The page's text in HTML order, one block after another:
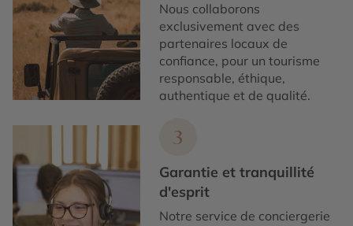
Nous collaborons
exclusivement avec des
partenaires locaux de
confiance, pour un tourisme
responsable, éthique,
authentique et de qualité.
3
Garantie et tranquillité
d'esprit
Notre service de conciergerie